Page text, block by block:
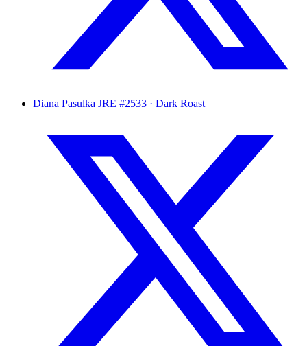
Diana Pasulka JRE #2533 · Dark Roast